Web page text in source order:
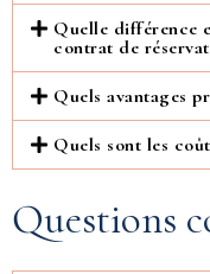
Quelle différence
contrat de
Quels avantages
Quels sont les
Questions